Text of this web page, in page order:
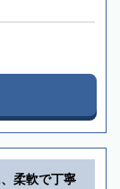
柔軟で丁寧